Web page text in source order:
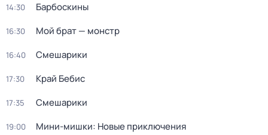
14:30 Барбоскины
16:30 Мой брат — монстр
16:40 Смешарики
17:30 Край Бебис
17:35 Смешарики
19:00 Мини-мишки: Новые приключения